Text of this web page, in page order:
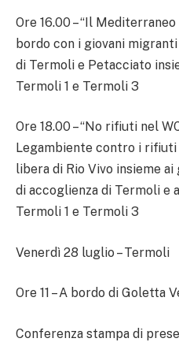
Ore 16.00 – “Il
bordo con i giovani
di Termoli e Petacciato
Termoli 1 e Termoli 3
Ore 18.00 – “No rifiuti nel
Legambiente contro i rifiuti
libera di Rio Vivo insieme
di accoglienza di Termoli e
Termoli 1 e Termoli 3
Venerdì 28 luglio – Termoli
Ore 11 – A bordo di Goletta
Conferenza stampa di